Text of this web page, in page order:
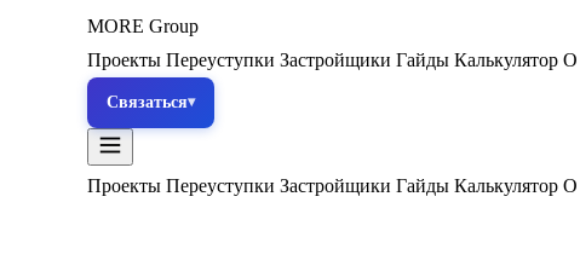
MORE Group
Проекты Переуступки Застройщики Гайды Калькулятор О
Связаться
Проекты Переуступки Застройщики Гайды Калькулятор О